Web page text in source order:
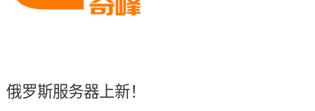
俄罗斯服务器上新！